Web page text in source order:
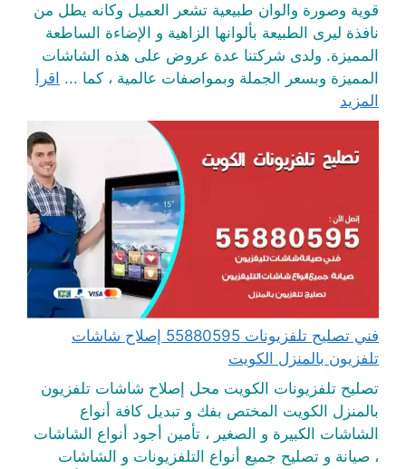
قوية وصورة والوان طبيعية تشعر العميل وكانه يطل من
نافذة ليرى الطبيعة بألوانها الزاهية و الإضاءة الساطعة
المميزة. ولدى شركتنا عدة عروض على هذه الشاشات
المميزة وبسعر الجملة وبمواصفات عالمية ، كما ... اقرأ
المزيد
فني تصليح تلفزيونات 55880595 إصلاح شاشات
تلفزيون بالمنزل الكويت
تصليح تلفزيونات الكويت محل إصلاح شاشات تلفزيون
بالمنزل الكويت المختص بفك و تبديل كافة أنواع
الشاشات الكبيرة و الصغير ، تأمين أجود أنواع الشاشات
، صيانة و تصليح جميع أنواع التلفزيونات و الشاشات